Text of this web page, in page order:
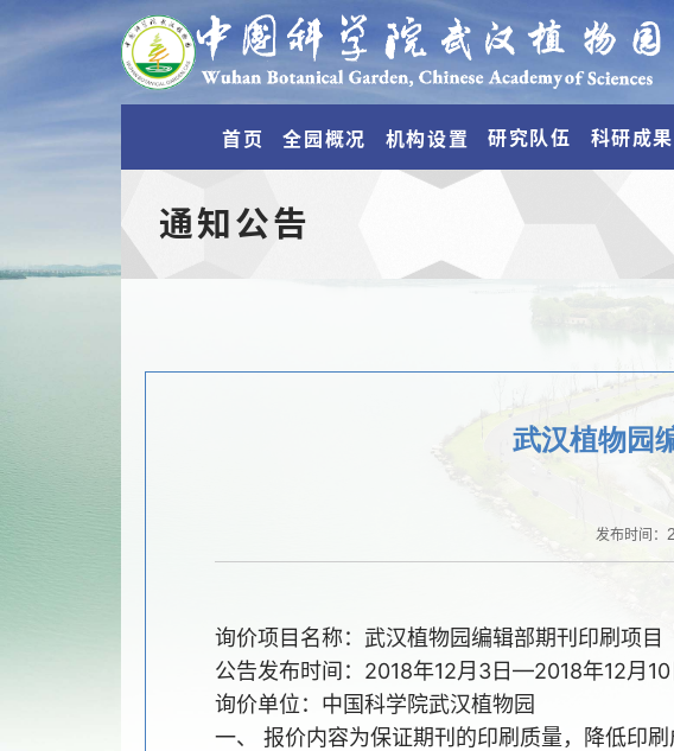
首页 全园概况 机构设置 研究队伍 科研成果
通知公告
武汉植物园
发布时间：
询价项目名称：武汉植物园编辑部期刊印刷项目
公告发布时间：2018年12月3日—2018年12月10
询价单位：中国科学院武汉植物园
一、 报价内容为保证期刊的印刷质量，降低印